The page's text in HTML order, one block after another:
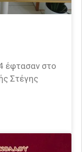
έφτασαν στο
Στέγης